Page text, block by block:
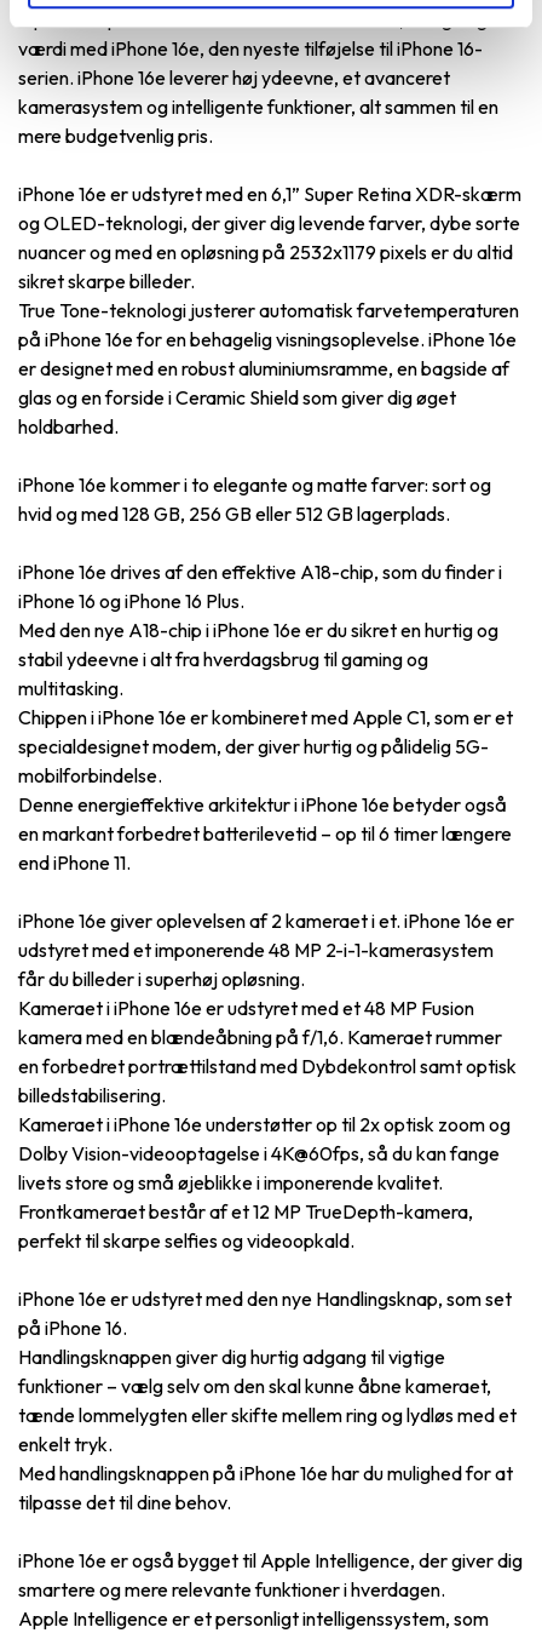
værdi med iPhone 16e, den nyeste tilføjelse til iPhone 16-
serien. iPhone 16e leverer høj ydeevne, et avanceret
kamerasystem og intelligente funktioner, alt sammen til en
mere budgetvenlig pris.
iPhone 16e er udstyret med en 6,1” Super Retina XDR-skærm
og OLED-teknologi, der giver dig levende farver, dybe sorte
nuancer og med en opløsning på 2532x1179 pixels er du altid
sikret skarpe billeder.
True Tone-teknologi justerer automatisk farvetemperaturen
på iPhone 16e for en behagelig visningsoplevelse. iPhone 16e
er designet med en robust aluminiumsramme, en bagside af
glas og en forside i Ceramic Shield som giver dig øget
holdbarhed.
iPhone 16e kommer i to elegante og matte farver: sort og
hvid og med 128 GB, 256 GB eller 512 GB lagerplads.
iPhone 16e drives af den effektive A18-chip, som du finder i
iPhone 16 og iPhone 16 Plus.
Med den nye A18-chip i iPhone 16e er du sikret en hurtig og
stabil ydeevne i alt fra hverdagsbrug til gaming og
multitasking.
Chippen i iPhone 16e er kombineret med Apple C1, som er et
specialdesignet modem, der giver hurtig og pålidelig 5G-
mobilforbindelse.
Denne energieffektive arkitektur i iPhone 16e betyder også
en markant forbedret batterilevetid – op til 6 timer længere
end iPhone 11.
iPhone 16e giver oplevelsen af 2 kameraet i et. iPhone 16e er
udstyret med et imponerende 48 MP 2-i-1-kamerasystem
får du billeder i superhøj opløsning.
Kameraet i iPhone 16e er udstyret med et 48 MP Fusion
kamera med en blændeåbning på f/1,6. Kameraet rummer
en forbedret portrættilstand med Dybdekontrol samt optisk
billedstabilisering.
Kameraet i iPhone 16e understøtter op til 2x optisk zoom og
Dolby Vision-videooptagelse i 4K@60fps, så du kan fange
livets store og små øjeblikke i imponerende kvalitet.
Frontkameraet består af et 12 MP TrueDepth-kamera,
perfekt til skarpe selfies og videoopkald.
iPhone 16e er udstyret med den nye Handlingsknap, som set
på iPhone 16.
Handlingsknappen giver dig hurtig adgang til vigtige
funktioner – vælg selv om den skal kunne åbne kameraet,
tænde lommelygten eller skifte mellem ring og lydløs med et
enkelt tryk.
Med handlingsknappen på iPhone 16e har du mulighed for at
tilpasse det til dine behov.
iPhone 16e er også bygget til Apple Intelligence, der giver dig
smartere og mere relevante funktioner i hverdagen.
Apple Intelligence er et personligt intelligenssystem, som